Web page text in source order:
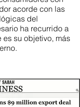
acorde con las
del
ha recurrido a
su objetivo, más